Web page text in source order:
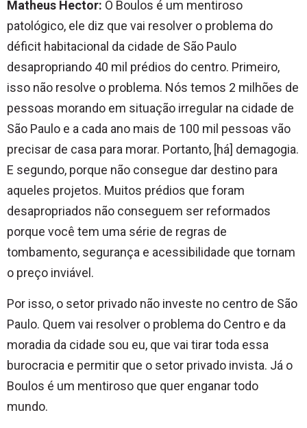
Matheus Hector: O Boulos é um mentiroso
patológico, ele diz que vai resolver o problema do
déficit habitacional da cidade de São Paulo
desapropriando 40 mil prédios do centro. Primeiro,
isso não resolve o problema. Nós temos 2 milhões de
pessoas morando em situação irregular na cidade de
São Paulo e a cada ano mais de 100 mil pessoas vão
precisar de casa para morar. Portanto, [há] demagogia.
E segundo, porque não consegue dar destino para
aqueles projetos. Muitos prédios que foram
desapropriados não conseguem ser reformados
porque você tem uma série de regras de
tombamento, segurança e acessibilidade que tornam
o preço inviável.
Por isso, o setor privado não investe no centro de São
Paulo. Quem vai resolver o problema do Centro e da
moradia da cidade sou eu, que vai tirar toda essa
burocracia e permitir que o setor privado invista. Já o
Boulos é um mentiroso que quer enganar todo
mundo.